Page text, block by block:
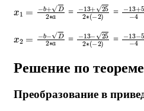
b+D2∗ = −13+25 (−2)
= −13+5
− D2∗ = 13 −25 −2
= 13 −5
Решение по
Преобразование в